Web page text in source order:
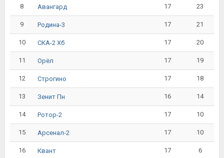
8 Авангард 17 23
9 Родина-3 17 21
10 СКА-2 Хб 17 20
11 Орёл 17 19
12 Строгино 17 18
13 Зенит Пн 16 14
14 Ротор-2 17 10
15 Арсенал-2 17 10
16 Квант 17 6